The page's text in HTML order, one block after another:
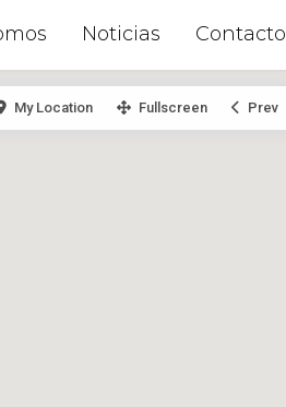
Noticias Contacto
My Location Fullscreen Prev